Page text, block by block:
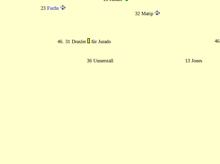
23 Fuchs
32 Matip
46. 31 Draxler für Jurado
36 Unnerstall 13 Jones